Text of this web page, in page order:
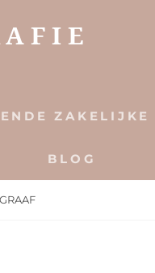
ZAKELIJKE
BLOG